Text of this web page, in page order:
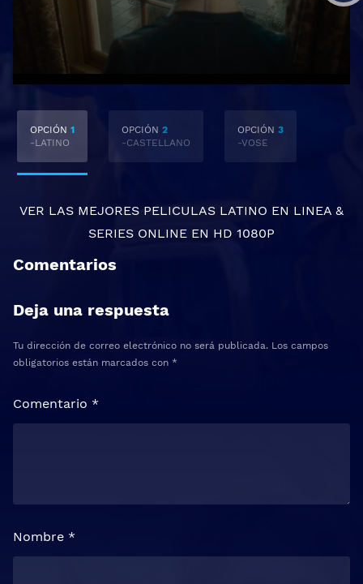
OPCIÓN 1
-LATINO
OPCIÓN 2
-CASTELLANO
OPCIÓN 3
-VOSE
VER LAS MEJORES PELICULAS LATINO EN LINEA &
SERIES ONLINE EN HD 1080P
Comentarios
Deja una respuesta
Tu dirección de correo electrónico no será publicada. Los campos
obligatorios están marcados con *
Comentario *
Nombre *